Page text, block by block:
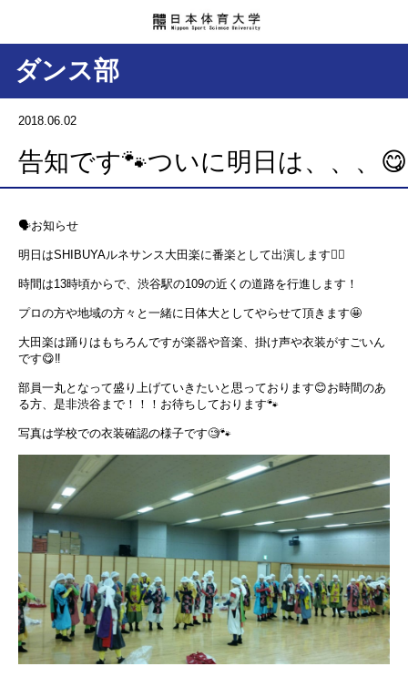
ダンス部
2018.06.02
告知です🐾ついに明日は、、、😋
🗣お知らせ
明日はSHIBUYAルネサンス大田楽に番楽として出演します💁‍♀️
時間は13時頃からで、渋谷駅の109の近くの道路を行進します！
プロの方や地域の方々と一緒に日体大としてやらせて頂きます🤩
大田楽は踊りはもちろんですが楽器や音楽、掛け声や衣装がすごいん
です😋‼️
部員一丸となって盛り上げていきたいと思っております😊お時間のあ
る方、是非渋谷まで！！！お待ちしております🐾
写真は学校での衣装確認の様子です🧐🐾